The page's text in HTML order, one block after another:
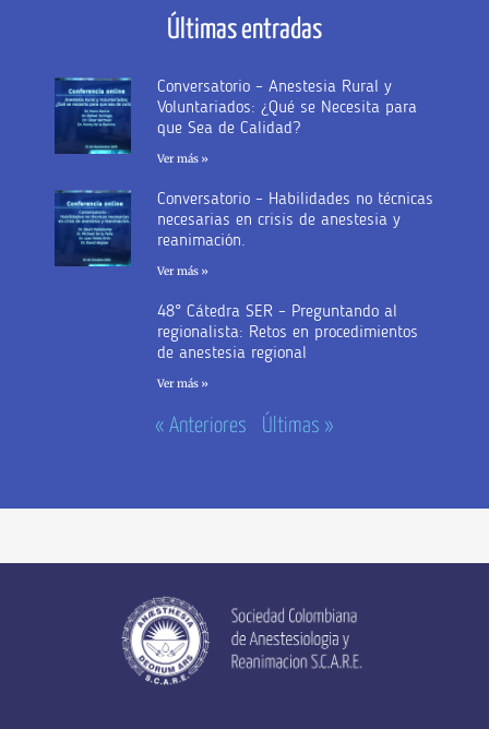
Últimas entradas
Conversatorio – Anestesia Rural y
Voluntariados: ¿Qué se Necesita para
que Sea de Calidad?
Ver más »
Conversatorio – Habilidades no técnicas
necesarias en crisis de anestesia y
reanimación.
Ver más »
48° Cátedra SER – Preguntando al
regionalista: Retos en procedimientos
de anestesia regional
Ver más »
« Anteriores Últimas »